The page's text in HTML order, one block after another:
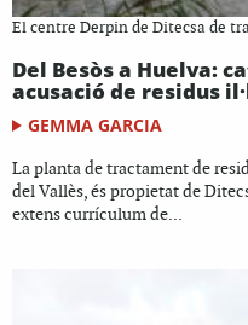
El centre Derpin de Ditecsa de
Del Besòs a Huelva:
acusació de residus
GEMMA GARCIA
La planta de tractament de
del Vallès, és propietat de
extens currículum de...